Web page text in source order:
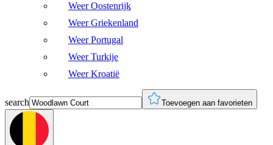
Weer Oostenrijk
Weer Griekenland
Weer Portugal
Weer Turkije
Weer Kroatië
search Toevoegen aan favorieten